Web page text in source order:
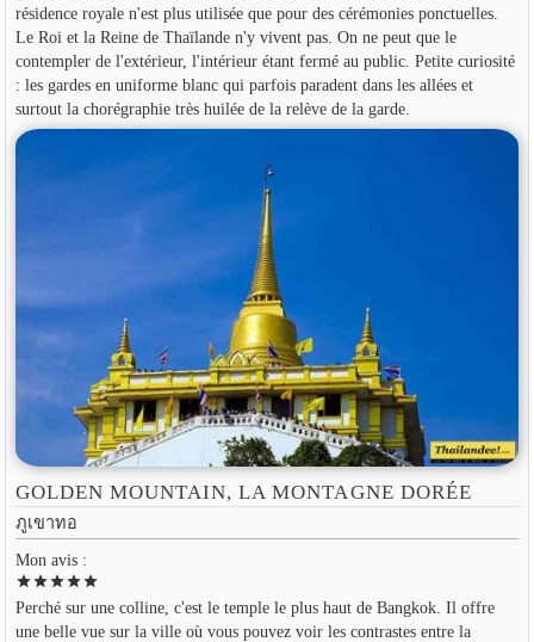
résidence royale n'est plus utilisée que pour des cérémonies ponctuelles.
Le Roi et la Reine de Thaïlande n'y vivent pas. On ne peut que le
contempler de l'extérieur, l'intérieur étant fermé au public. Petite curiosité
: les gardes en uniforme blanc qui parfois paradent dans les allées et
surtout la chorégraphie très huilée de la relève de la garde.
GOLDEN MOUNTAIN, LA MONTAGNE DORÉE
ภูเขาทอ
Mon avis :
starstarstarstarstar
Perché sur une colline, c'est le temple le plus haut de Bangkok. Il offre
une belle vue sur la ville où vous pouvez voir les contrastes entre la